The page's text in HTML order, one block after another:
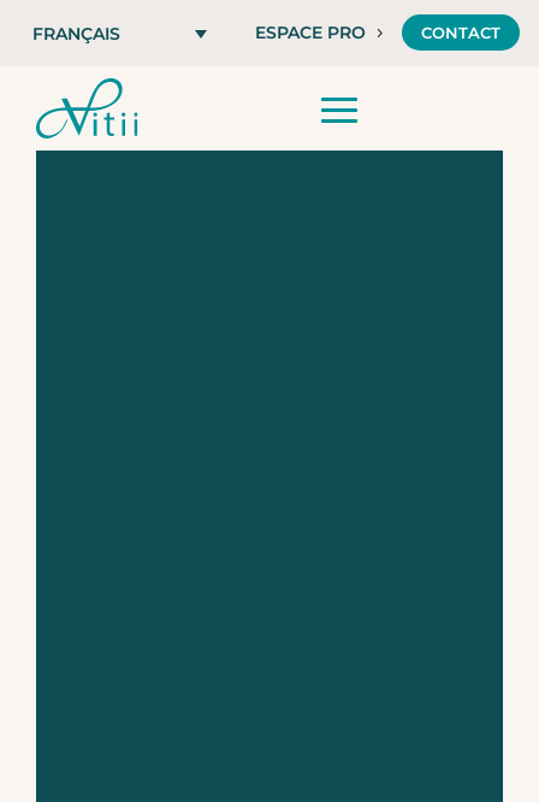
FRANÇAIS ESPACE PRO CONTACT